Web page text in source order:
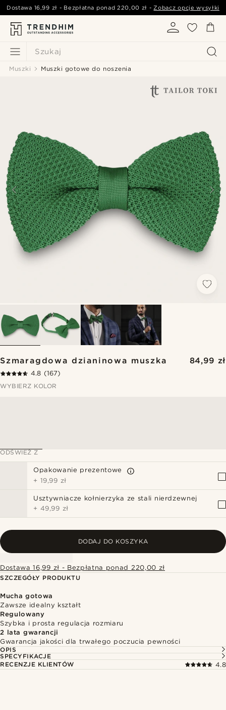
Szukaj
Dostawa 16,99 zł - Bezpłatna ponad220,00 zł -Zobacz opcje wysyłki
Muszki Muszki gotowe do noszenia
Szmaragdowa dzianinowa muszka 84,99 zł
4.8 (167)
WYBIERZ KOLOR
ODŚWIEŻ Z
Opakowanie prezentowe
+ 19,99 zł
Usztywniacze kołnierzyka ze stali nierdzewnej
+ 49,99 zł
DODAJ DO KOSZYKA
Dostawa 16,99 zł - Bezpłatna ponad 220,00 zł
SZCZEGÓŁY PRODUKTU
Mucha gotowa
Zawsze idealny kształt
Regulowany
Szybka i prosta regulacja rozmiaru
2 lata gwarancji
Gwarancja jakości dla trwałego poczucia pewności
OPIS
SPECYFIKACJE
RECENZJE KLIENTÓW
4.8